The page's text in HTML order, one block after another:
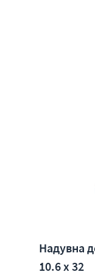
Надувна
10.6 х 32